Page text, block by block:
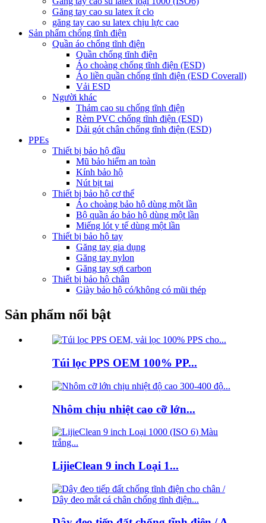
Găng tay cao su latex ít clo
găng tay cao su latex chịu lực cao
Sản phẩm chống tĩnh điện
Quần áo chống tĩnh điện
Quần chống tĩnh điện
Áo choàng chống tĩnh điện (ESD)
Áo liền quần chống tĩnh điện (ESD Coverall)
Vải ESD
Người khác
Thảm cao su chống tĩnh điện
Rèm PVC chống tĩnh điện (ESD)
Dải gót chân chống tĩnh điện (ESD)
PPEs
Thiết bị bảo hộ đầu
Mũ bảo hiểm an toàn
Kính bảo hộ
Nút bịt tai
Thiết bị bảo hộ cơ thể
Áo choàng bảo hộ dùng một lần
Bộ quần áo bảo hộ dùng một lần
Miếng lót y tế dùng một lần
Thiết bị bảo hộ tay
Găng tay gia dụng
Găng tay nylon
Găng tay sợi carbon
Thiết bị bảo hộ chân
Giày bảo hộ có/không có mũi thép
Sản phẩm nổi bật
Túi lọc PPS OEM 100% PP...
Nhôm chịu nhiệt cao cỡ lớn...
LijieClean 9 inch Loại 1...